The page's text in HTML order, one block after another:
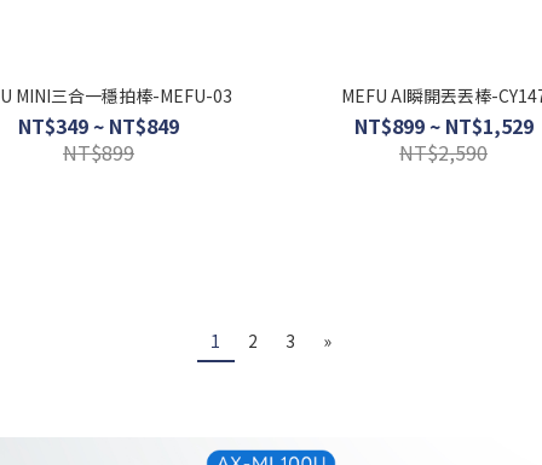
MINI三合一穩拍棒-MEFU-03
NT$349 ~ NT$849
NT$899
MEFU AI瞬開丟丟棒-
NT$899 ~ NT$1,529
NT$2,590
1 2 3 »